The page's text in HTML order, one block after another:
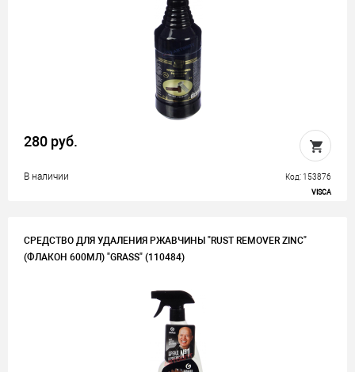
280 руб.
В наличии Код: 153876
VISCA
СРЕДСТВО ДЛЯ УДАЛЕНИЯ РЖАВЧИНЫ "RUST REMOVER ZINC"
(ФЛАКОН 600МЛ) "GRASS" (110484)